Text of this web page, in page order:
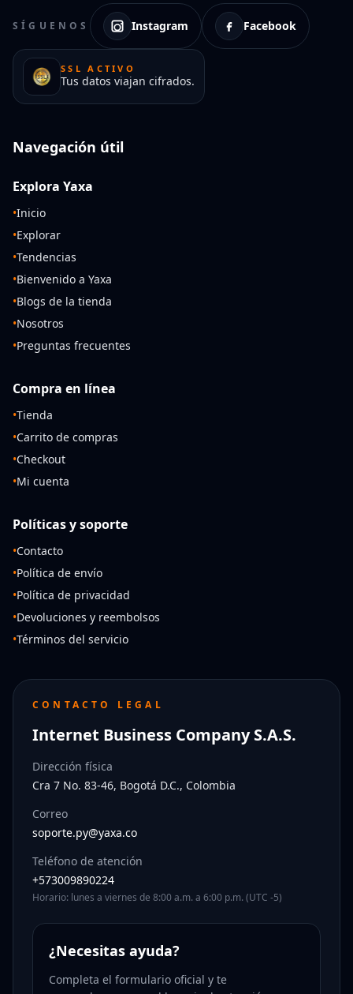
SÍGUENOS Instagram Facebook
SSL ACTIVO
Tus datos viajan cifrados.
Navegación útil
Explora Yaxa
•Inicio
•Explorar
•Tendencias
•Bienvenido a Yaxa
•Blogs de la tienda
•Nosotros
•Preguntas frecuentes
Compra en línea
•Tienda
•Carrito de compras
•Checkout
•Mi cuenta
Políticas y soporte
•Contacto
•Política de envío
•Política de privacidad
•Devoluciones y reembolsos
•Términos del servicio
CONTACTO LEGAL
Internet Business Company S.A.S.
Dirección física
Cra 7 No. 83-46, Bogotá D.C., Colombia
Correo
soporte.py@yaxa.co
Teléfono de atención
+573009890224
Horario: lunes a viernes de 8:00 a.m. a 6:00 p.m. (UTC -5)
¿Necesitas ayuda?
Completa el formulario oficial y te